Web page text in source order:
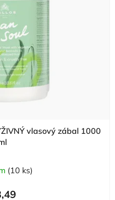
vlasový zábal 1000
(10 ks)